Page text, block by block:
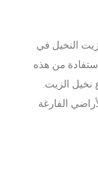
النخيل في
من هذه
نخيل الزيت.
الفارغة